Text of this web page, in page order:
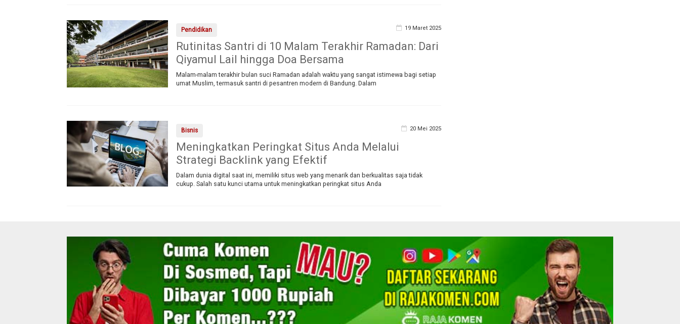
Pendidikan 19 Maret 2025
Rutinitas Santri di 10 Malam Terakhir Ramadan: Dari
Qiyamul Lail hingga Doa Bersama
Malam-malam terakhir bulan suci Ramadan adalah waktu yang sangat istimewa bagi setiap
umat Muslim, termasuk santri di pesantren modern di Bandung. Dalam
Bisnis 20 Mei 2025
Meningkatkan Peringkat Situs Anda Melalui
Strategi Backlink yang Efektif
Dalam dunia digital saat ini, memiliki situs web yang menarik dan berkualitas saja tidak
cukup. Salah satu kunci utama untuk meningkatkan peringkat situs Anda
Tutup